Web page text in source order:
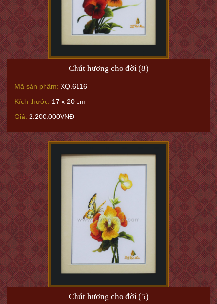
Chút hương cho đời (8)
Mã sản phẩm: XQ.6116
Kích thước: 17 x 20 cm
Giá: 2.200.000VNĐ
Chút hương cho đời (5)